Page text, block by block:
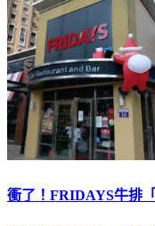
衝了！FRIDAYS牛排